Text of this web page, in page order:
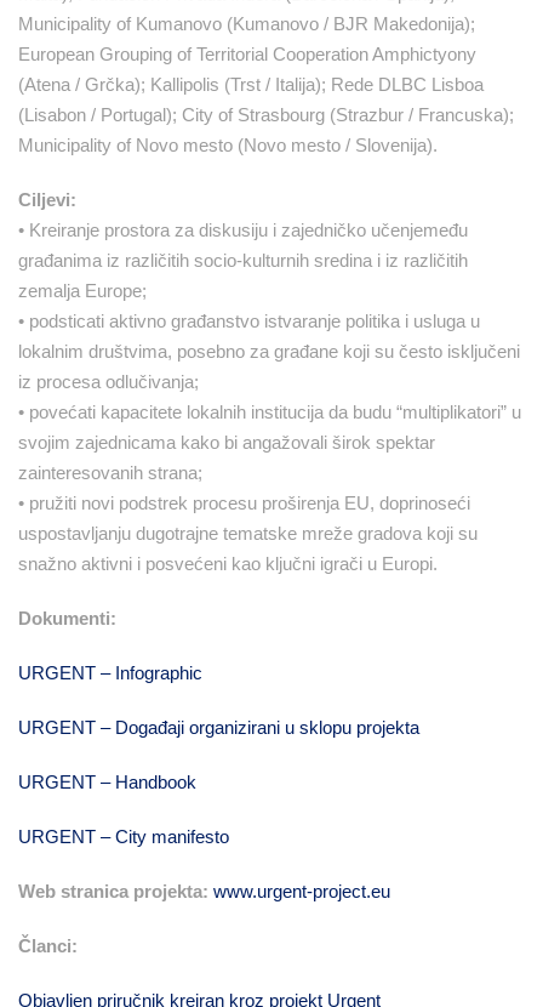
Municipality of Kumanovo (Kumanovo / BJR Makedonija);
European Grouping of Territorial Cooperation Amphictyony
(Atena / Grčka); Kallipolis (Trst / Italija); Rede DLBC Lisboa
(Lisabon / Portugal); City of Strasbourg (Strazbur / Francuska);
Municipality of Novo mesto (Novo mesto / Slovenija).
Ciljevi:
• Kreiranje prostora za diskusiju i zajedničko učenjemeđu
građanima iz različitih socio-kulturnih sredina i iz različitih
zemalja Europe;
• podsticati aktivno građanstvo istvaranje politika i usluga u
lokalnim društvima, posebno za građane koji su često isključeni
iz procesa odlučivanja;
• povećati kapacitete lokalnih institucija da budu “multiplikatori” u
svojim zajednicama kako bi angažovali širok spektar
zainteresovanih strana;
• pružiti novi podstrek procesu proširenja EU, doprinoseći
uspostavljanju dugotrajne tematske mreže gradova koji su
snažno aktivni i posvećeni kao ključni igrači u Europi.
Dokumenti:
URGENT – Infographic
URGENT – Događaji organizirani u sklopu projekta
URGENT – Handbook
URGENT – City manifesto
Web stranica projekta: www.urgent-project.eu
Članci:
Objavljen priručnik kreiran kroz projekt Urgent